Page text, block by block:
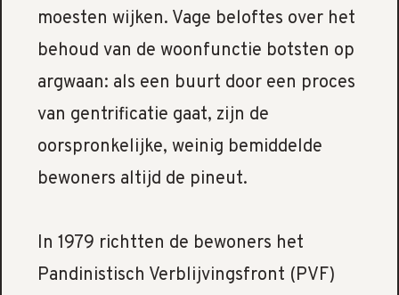
moesten wijken. Vage beloftes over het
behoud van de woonfunctie botsten op
argwaan: als een buurt door een proces
van gentrificatie gaat, zijn de
oorspronkelijke, weinig bemiddelde
bewoners altijd de pineut.
In 1979 richtten de bewoners het
Pandinistisch Verblijvingsfront (PVF)